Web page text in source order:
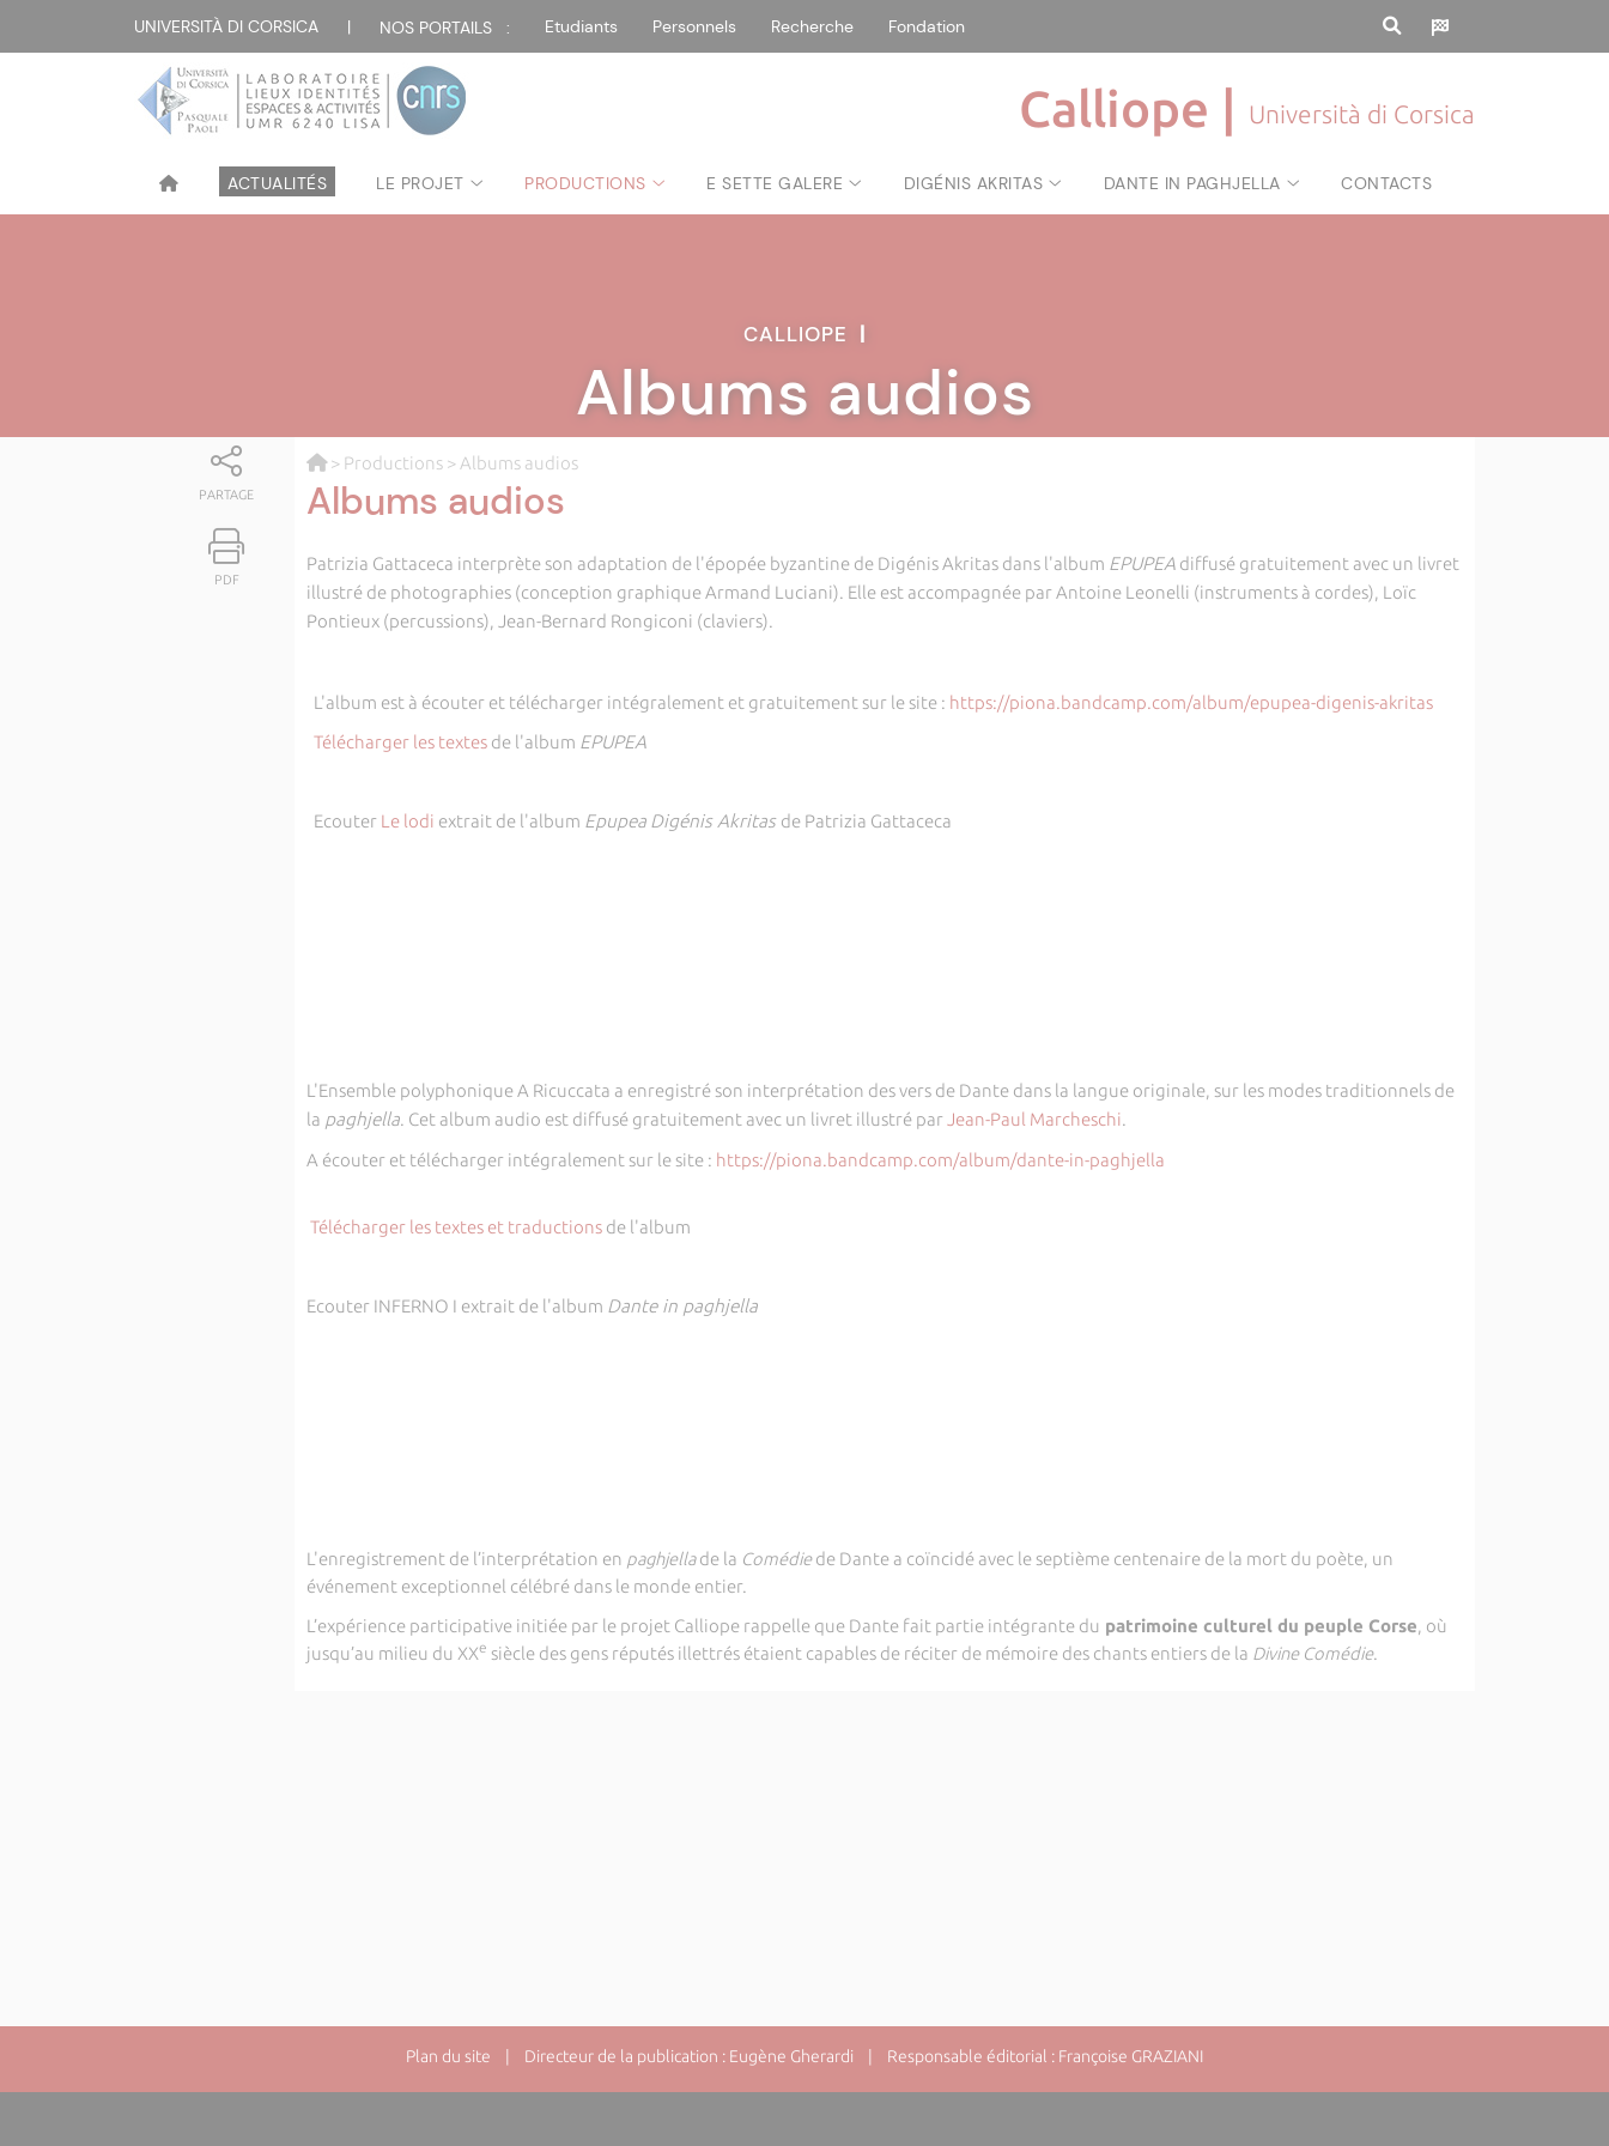
UNIVERSITÀ DI CORSICA | NOS PORTAILS : Etudiants Personnels Recherche Fondation
Calliope | Università di Corsica
ACTUALITÉS LE PROJET PRODUCTIONS E SETTE GALERE DIGÉNIS AKRITAS DANTE IN PAGHJELLA CONTACTS
CALLIOPE |
Albums audios
PARTAGE
PDF
> Productions > Albums audios
Albums audios
Patrizia Gattaceca interprète son adaptation de l'épopée byzantine de Digénis Akritas dans l'album EPUPEA diffusé gratuitement avec un livret
illustré de photographies (conception graphique Armand Luciani). Elle est accompagnée par Antoine Leonelli (instruments à cordes), Loïc
Pontieux (percussions), Jean-Bernard Rongiconi (claviers).
L'album est à écouter et télécharger intégralement et gratuitement sur le site : https://piona.bandcamp.com/album/epupea-digenis-akritas
Télécharger les textes de l'album EPUPEA
Ecouter Le lodi extrait de l'album Epupea Digénis Akritas de Patrizia Gattaceca
L'Ensemble polyphonique A Ricuccata a enregistré son interprétation des vers de Dante dans la langue originale, sur les modes traditionnels de
la paghjella. Cet album audio est diffusé gratuitement avec un livret illustré par Jean-Paul Marcheschi.
A écouter et télécharger intégralement sur le site : https://piona.bandcamp.com/album/dante-in-paghjella
Télécharger les textes et traductions de l'album
Ecouter INFERNO I extrait de l'album Dante in paghjella
L'enregistrement de l’interprétation en paghjellade la Comédiede Dante a coïncidé avec le septième centenaire de la mort du poète, un
événement exceptionnel célébré dans le monde entier.
L’expérience participative initiée par le projet Calliope rappelle que Dante fait partie intégrante du patrimoine culturel du peuple Corse, où
jusqu’au milieu du XXe siècle des gens réputés illettrés étaient capables de réciter de mémoire des chants entiers de la Divine Comédie.
Plan du site | Directeur de la publication : Eugène Gherardi | Responsable éditorial : Françoise GRAZIANI